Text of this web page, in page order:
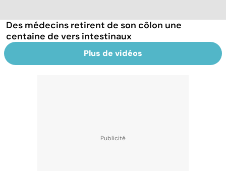
Des médecins retirent de son côlon une
centaine de vers intestinaux
Plus de vidéos